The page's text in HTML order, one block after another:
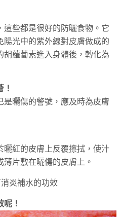
些都是很好的防曬食物。它
光中的紫外線對皮膚做成的
蘿蔔素進入身體後，轉化為
曬傷的警號，應及時為皮膚
曬紅的皮膚上反覆擦拭，使汁
片敷在曬傷的皮膚上。
炎補水的功效
！